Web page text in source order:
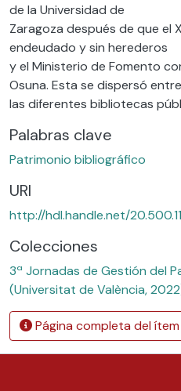
de la Universidad de
Zaragoza después de que el
endeudado y sin herederos
y el Ministerio de Fomento
Osuna. Esta se dispersó entre
las diferentes bibliotecas
Palabras clave
Patrimonio bibliográfico
URI
http://hdl.handle.net/
Colecciones
3ª Jornadas de Gestión del
(Universitat de València,
Página completa del ítem